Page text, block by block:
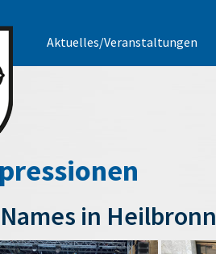
Aktuelles/Veranstaltungen
in Heilbronn